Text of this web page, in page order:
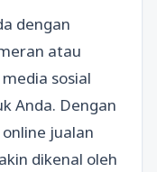
dengan
atau
sosial
Anda. Dengan
jualan
dikenal oleh